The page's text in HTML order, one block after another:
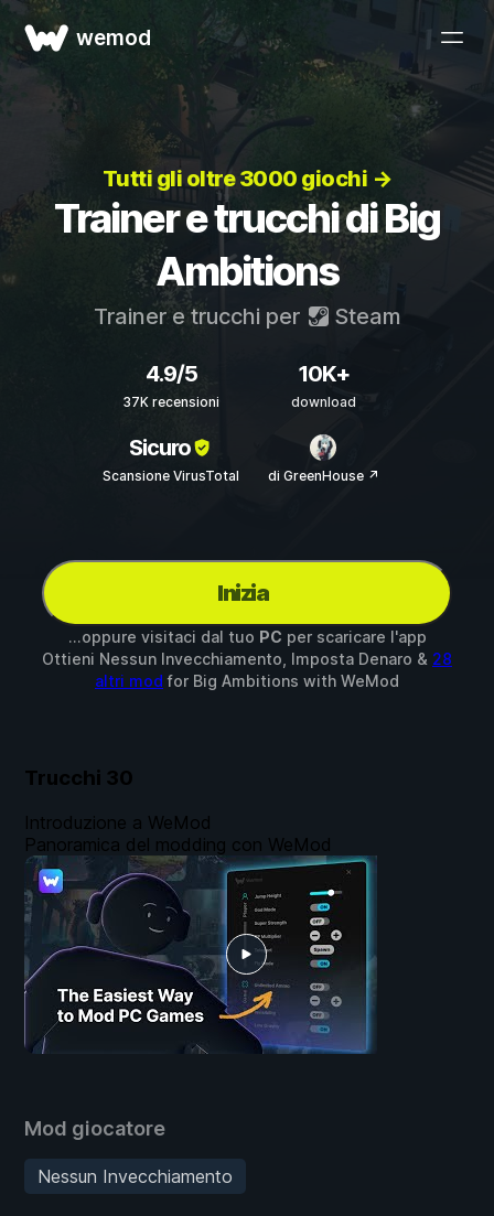
wemod
Tutti gli oltre 3000 giochi →
Trainer e trucchi di Big
Ambitions
Trainer e trucchi per Steam
4.9/5
37K recensioni
10K+
download
Sicuro
Scansione VirusTotal di GreenHouse ↗
Inizia
...oppure visitaci dal tuo PC per scaricare l'app
Ottieni Nessun Invecchiamento, Imposta Denaro & 28
altri mod for Big Ambitions with WeMod
Trucchi 30
Mod giocatore
Nessun Invecchiamento
Introduzione a WeMod
Panoramica del modding con WeMod